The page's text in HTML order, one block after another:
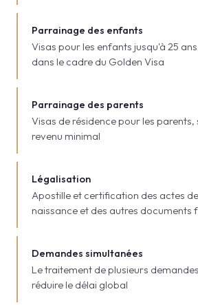
Parrainage des enfants
Visas pour les enfants jusqu'à 25
dans le cadre du Golden Visa
Parrainage des parents
Visas de résidence pour les parents,
revenu minimal
Légalisation
Apostille et certification des actes
naissance et des autres documents
Demandes simultanées
Le traitement de plusieurs
réduire le délai global